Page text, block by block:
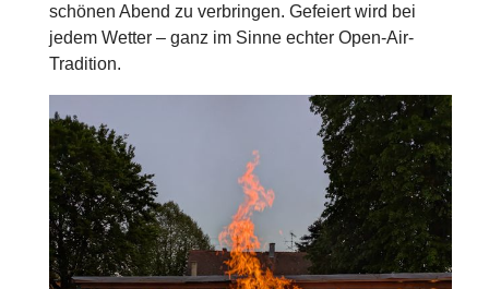
schönen Abend zu verbringen. Gefeiert wird bei
jedem Wetter – ganz im Sinne echter Open-Air-
Tradition.